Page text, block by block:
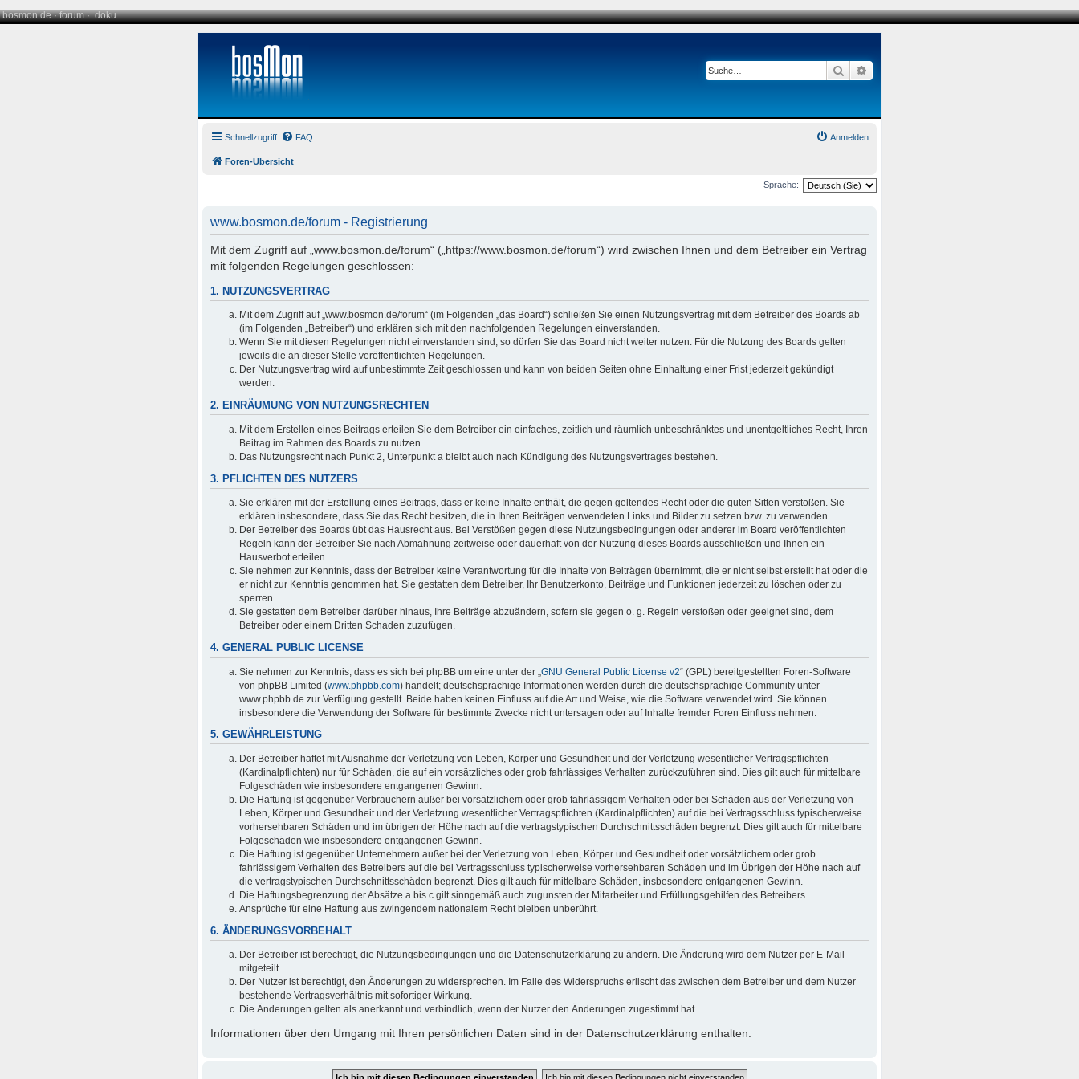
bosmon.de·forum·doku
Suche
Schnellzugriff FAQ Anmelden
Foren-Übersicht
Sprache:
www.bosmon.de/forum - Registrierung
Mit dem Zugriff auf „www.bosmon.de/forum“ („https://www.bosmon.de/forum“) wird zwischen Ihnen und dem Betreiber ein Vertrag
mit folgenden Regelungen geschlossen:
1. NUTZUNGSVERTRAG
Mit dem Zugriff auf „www.bosmon.de/forum“ (im Folgenden „das Board“) schließen Sie einen Nutzungsvertrag mit dem Betreiber des Boards ab
(im Folgenden „Betreiber“) und erklären sich mit den nachfolgenden Regelungen einverstanden.
Wenn Sie mit diesen Regelungen nicht einverstanden sind, so dürfen Sie das Board nicht weiter nutzen. Für die Nutzung des Boards gelten
jeweils die an dieser Stelle veröffentlichten Regelungen.
Der Nutzungsvertrag wird auf unbestimmte Zeit geschlossen und kann von beiden Seiten ohne Einhaltung einer Frist jederzeit gekündigt
werden.
2. EINRÄUMUNG VON NUTZUNGSRECHTEN
Mit dem Erstellen eines Beitrags erteilen Sie dem Betreiber ein einfaches, zeitlich und räumlich unbeschränktes und unentgeltliches Recht, Ihren
Beitrag im Rahmen des Boards zu nutzen.
Das Nutzungsrecht nach Punkt 2, Unterpunkt a bleibt auch nach Kündigung des Nutzungsvertrages bestehen.
3. PFLICHTEN DES NUTZERS
Sie erklären mit der Erstellung eines Beitrags, dass er keine Inhalte enthält, die gegen geltendes Recht oder die guten Sitten verstoßen. Sie
erklären insbesondere, dass Sie das Recht besitzen, die in Ihren Beiträgen verwendeten Links und Bilder zu setzen bzw. zu verwenden.
Der Betreiber des Boards übt das Hausrecht aus. Bei Verstößen gegen diese Nutzungsbedingungen oder anderer im Board veröffentlichten
Regeln kann der Betreiber Sie nach Abmahnung zeitweise oder dauerhaft von der Nutzung dieses Boards ausschließen und Ihnen ein
Hausverbot erteilen.
Sie nehmen zur Kenntnis, dass der Betreiber keine Verantwortung für die Inhalte von Beiträgen übernimmt, die er nicht selbst erstellt hat oder die
er nicht zur Kenntnis genommen hat. Sie gestatten dem Betreiber, Ihr Benutzerkonto, Beiträge und Funktionen jederzeit zu löschen oder zu
sperren.
Sie gestatten dem Betreiber darüber hinaus, Ihre Beiträge abzuändern, sofern sie gegen o. g. Regeln verstoßen oder geeignet sind, dem
Betreiber oder einem Dritten Schaden zuzufügen.
4. GENERAL PUBLIC LICENSE
Sie nehmen zur Kenntnis, dass es sich bei phpBB um eine unter der „ GNU General Public License v2“ (GPL) bereitgestellten Foren-Software
von phpBB Limited (www.phpbb.com) handelt; deutschsprachige Informationen werden durch die deutschsprachige Community unter
www.phpbb.de zur Verfügung gestellt. Beide haben keinen Einfluss auf die Art und Weise, wie die Software verwendet wird. Sie können
insbesondere die Verwendung der Software für bestimmte Zwecke nicht untersagen oder auf Inhalte fremder Foren Einfluss nehmen.
5. GEWÄHRLEISTUNG
Der Betreiber haftet mit Ausnahme der Verletzung von Leben, Körper und Gesundheit und der Verletzung wesentlicher Vertragspflichten
(Kardinalpflichten) nur für Schäden, die auf ein vorsätzliches oder grob fahrlässiges Verhalten zurückzuführen sind. Dies gilt auch für mittelbare
Folgeschäden wie insbesondere entgangenen Gewinn.
Die Haftung ist gegenüber Verbrauchern außer bei vorsätzlichem oder grob fahrlässigem Verhalten oder bei Schäden aus der Verletzung von
Leben, Körper und Gesundheit und der Verletzung wesentlicher Vertragspflichten (Kardinalpflichten) auf die bei Vertragsschluss typischerweise
vorhersehbaren Schäden und im übrigen der Höhe nach auf die vertragstypischen Durchschnittsschäden begrenzt. Dies gilt auch für mittelbare
Folgeschäden wie insbesondere entgangenen Gewinn.
Die Haftung ist gegenüber Unternehmern außer bei der Verletzung von Leben, Körper und Gesundheit oder vorsätzlichem oder grob
fahrlässigem Verhalten des Betreibers auf die bei Vertragsschluss typischerweise vorhersehbaren Schäden und im Übrigen der Höhe nach auf
die vertragstypischen Durchschnittsschäden begrenzt. Dies gilt auch für mittelbare Schäden, insbesondere entgangenen Gewinn.
Die Haftungsbegrenzung der Absätze a bis c gilt sinngemäß auch zugunsten der Mitarbeiter und Erfüllungsgehilfen des Betreibers.
Ansprüche für eine Haftung aus zwingendem nationalem Recht bleiben unberührt.
6. ÄNDERUNGSVORBEHALT
Der Betreiber ist berechtigt, die Nutzungsbedingungen und die Datenschutzerklärung zu ändern. Die Änderung wird dem Nutzer per E-Mail
mitgeteilt.
Der Nutzer ist berechtigt, den Änderungen zu widersprechen. Im Falle des Widerspruchs erlischt das zwischen dem Betreiber und dem Nutzer
bestehende Vertragsverhältnis mit sofortiger Wirkung.
Die Änderungen gelten als anerkannt und verbindlich, wenn der Nutzer den Änderungen zugestimmt hat.
Informationen über den Umgang mit Ihren persönlichen Daten sind in der Datenschutzerklärung enthalten.